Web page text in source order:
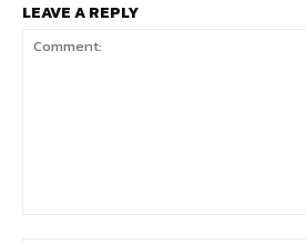
LEAVE A REPLY